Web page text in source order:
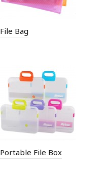
File Bag
Portable File Box